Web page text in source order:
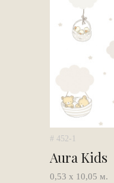
# 452-1
Aura Kids
0,53 х 10,05 м.